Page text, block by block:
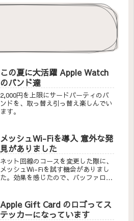
この夏に大活躍 Apple Watch
のバンド達
2,000円を上限にサードパーティのバ
ンドを、取っ替え引っ替え楽しんでい
ます。
メッシュWi-Fiを導入 意外な発
見がありました
ネット回線のコースを変更した際に、
メッシュWi-Fiを試す機会がありまし
た。効果を感じたので、バッファロー
計測してみました。
Apple Gift Card のロゴってス
テッカーになっています